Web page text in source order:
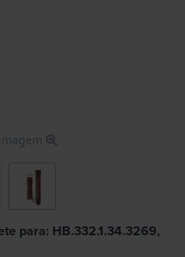
para: HB.332.1.34.3269,